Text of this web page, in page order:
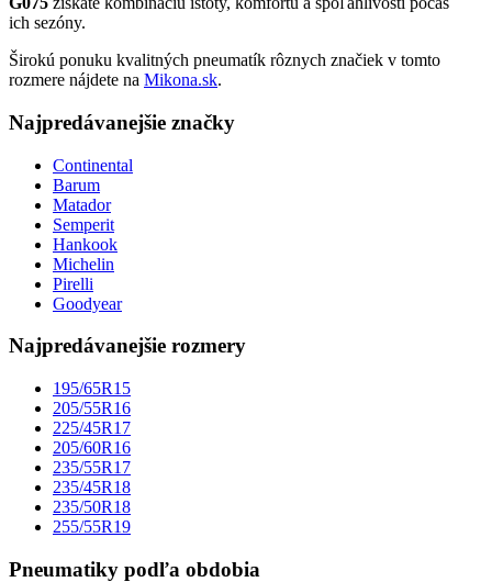
ich sezóny.
Širokú ponuku kvalitných pneumatík rôznych značiek v tomto
rozmere nájdete na Mikona.sk.
Najpredávanejšie značky
Continental
Barum
Matador
Semperit
Hankook
Michelin
Pirelli
Goodyear
Najpredávanejšie rozmery
195/65R15
205/55R16
225/45R17
205/60R16
235/55R17
235/45R18
235/50R18
255/55R19
Pneumatiky podľa obdobia